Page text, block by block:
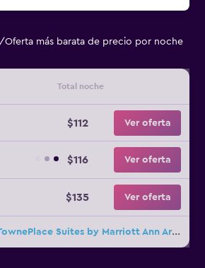
/Oferta más barata de precio por noche
Total noche
$112 Ver oferta
$116 Ver oferta
$135 Ver oferta
13 ofertas más de TownePlace Suites by Marriott Ann Arbor